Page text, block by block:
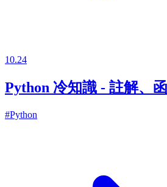
10.24
Python 冷知識 - 註解、
#Python